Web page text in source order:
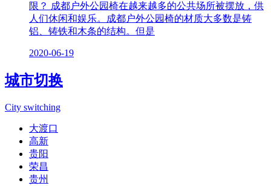
限？ 成都户外公园椅在越来越多的公共场所被摆放，供
人们休闲和娱乐。成都户外公园椅的材质大多数是铸
铝、铸铁和木条的结构。但是
2020-06-19
城市切换
City switching
大渡口
高新
贵阳
荣昌
贵州